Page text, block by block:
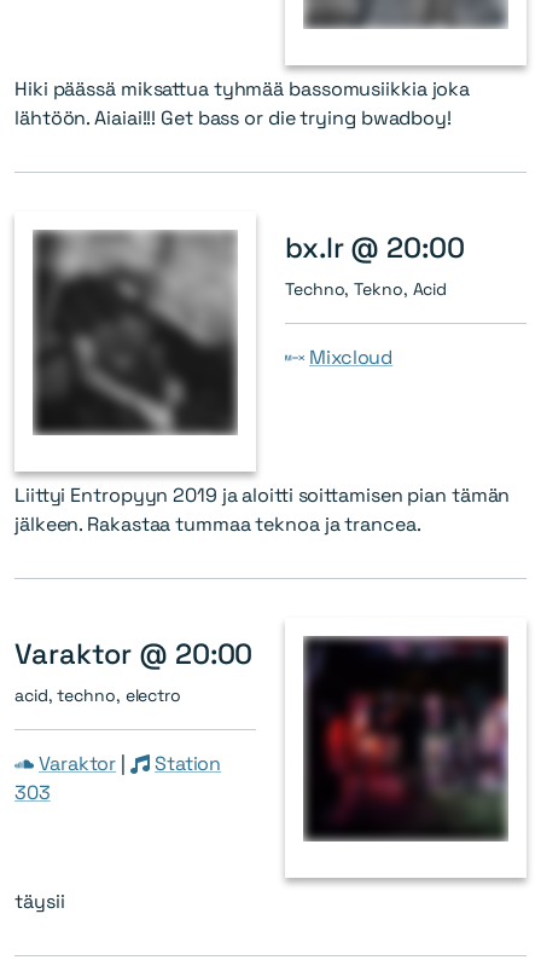
Hiki päässä miksattua tyhmää bassomusiikkia joka
lähtöön. Aiaiai!!! Get bass or die trying bwadboy!
bx.lr @ 20:00
Techno, Tekno, Acid
Mixcloud
Liittyi Entropyyn 2019 ja aloitti soittamisen pian tämän
jälkeen. Rakastaa tummaa teknoa ja trancea.
Varaktor @ 20:00
acid, techno, electro
Varaktor |
Station
303
täysii